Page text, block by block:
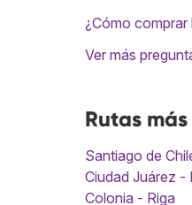
¿Cómo
Ver más
Rutas
Santiago de
Ciudad Juárez -
Colonia - Riga